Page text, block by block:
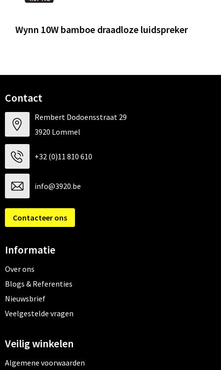
Wynn 10W bamboe draadloze luidspreker
Contact
Rembert Dodoensstraat 29
3920 Lommel
+32 (0)11 810 610
info@3920.be
Contacteer ons
Informatie
Over ons
Blogs & Referenties
Nieuwsbrief
Veelgestelde vragen
Veilig winkelen
Algemene voorwaarden